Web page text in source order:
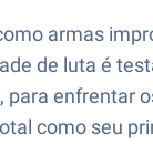
armas
de luta é
enfrentar
como seu